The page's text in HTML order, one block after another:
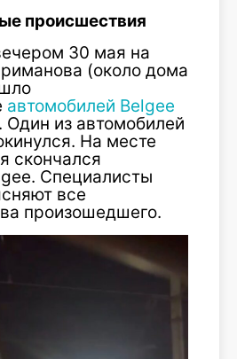
происшествия
30 мая на
(около дома
автомобилей Belgee
. Один из автомобилей
На месте
скончался
Специалисты
все
произошедшего.